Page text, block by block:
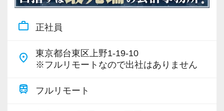
work_outline 正社員
place
東京都台東区上野1-19-10
※フルリモートなので出社はありません
train フルリモート